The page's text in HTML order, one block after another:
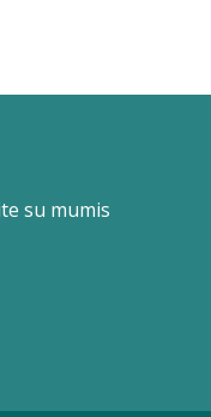
su mumis